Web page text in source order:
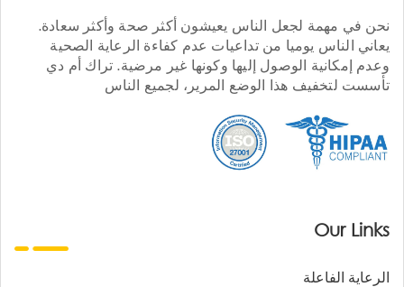
نحن في مهمة لجعل الناس يعيشون أكثر صحة وأكثر سعادة.
يعاني الناس يوميا من تداعيات عدم كفاءة الرعاية الصحية
وعدم إمكانية الوصول إليها وكونها غير مرضية. تراك أم دي
تأسست لتخفيف هذا الوضع المرير، لجميع الناس
Our Links
الرعاية الفاعلة